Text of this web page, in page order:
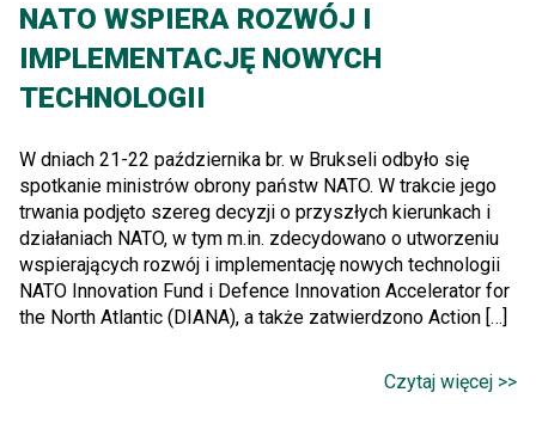
NATO WSPIERA ROZWÓJ I
IMPLEMENTACJĘ NOWYCH
TECHNOLOGII
W dniach 21-22 października br. w Brukseli odbyło się
spotkanie ministrów obrony państw NATO. W trakcie jego
trwania podjęto szereg decyzji o przyszłych kierunkach i
działaniach NATO, w tym m.in. zdecydowano o utworzeniu
wspierających rozwój i implementację nowych technologii
NATO Innovation Fund i Defence Innovation Accelerator for
the North Atlantic (DIANA), a także zatwierdzono Action […]
Czytaj więcej >>